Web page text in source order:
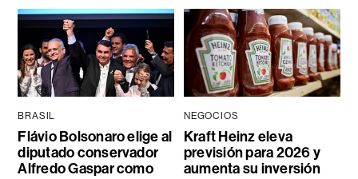
BRASIL
Flávio Bolsonaro elige al
diputado conservador
Alfredo Gaspar como
NEGOCIOS
Kraft Heinz eleva
previsión para 2026 y
aumenta su inversión